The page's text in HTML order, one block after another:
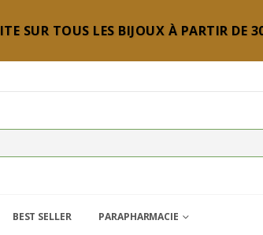
SUR TOUS LES BIJOUX À PARTIR DE
BEST SELLER PARAPHARMACIE